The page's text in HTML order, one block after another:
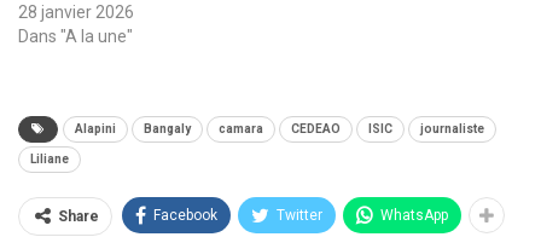
28 janvier 2026
Dans "A la une"
Alapini Bangaly camara CEDEAO ISIC journaliste
Liliane
Share Facebook Twitter WhatsApp